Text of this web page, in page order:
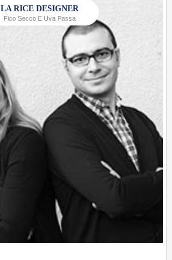
LA RICE DESIGNER
Fico Secco E Uva Passa